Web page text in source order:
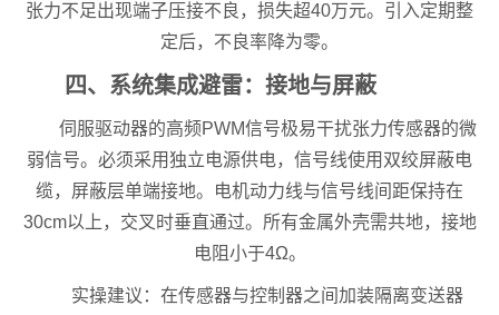
张力不足出现端子压接不良，损失超40万元。引入定期整
定后，不良率降为零。
四、系统集成避雷：接地与屏蔽
伺服驱动器的高频PWM信号极易干扰张力传感器的微
弱信号。必须采用独立电源供电，信号线使用双绞屏蔽电
缆，屏蔽层单端接地。电机动力线与信号线间距保持在
30cm以上，交叉时垂直通过。所有金属外壳需共地，接地
电阻小于4Ω。
实操建议：在传感器与控制器之间加装隔离变送器